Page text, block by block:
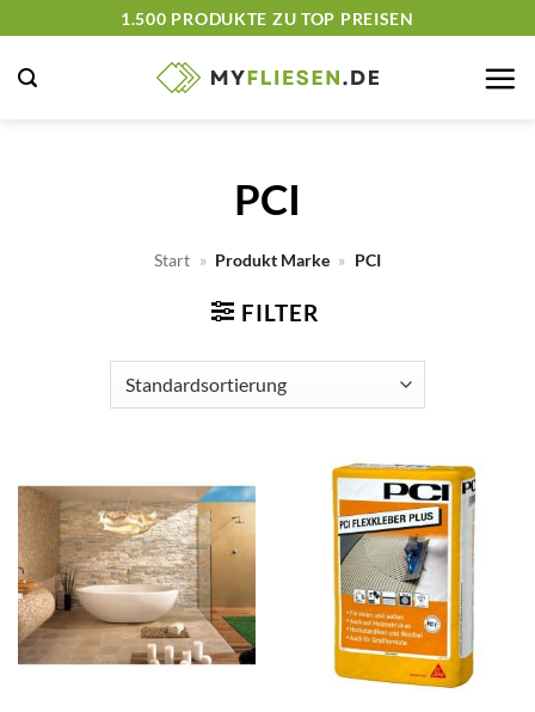
springen
1.500 PRODUKTE ZU TOP PREISEN
PCI
Start » Produkt Marke » PCI
FILTER